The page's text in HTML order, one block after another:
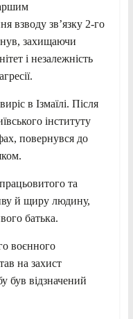
взводу зв’язку 2-го
захищаючи
і незалежність
в Ізмаїлі. Після
інституту
повернувся до
та
й щиру людину,
батька.
воєнного
на захист
був відзначений